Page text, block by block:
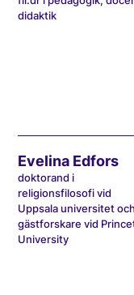
didaktik
Evelina Edfors
doktorand i
religionsfilosofi vid
Uppsala universitet och
gästforskare vid
University